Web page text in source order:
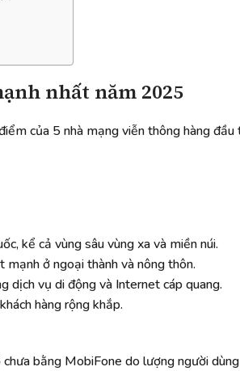
nhất năm 2025
của 5 nhà mạng viễn thông hàng
kể cả vùng sâu vùng xa và miền núi.
mạnh ở ngoại thành và nông thôn.
dịch vụ di động và Internet cáp quang.
hàng rộng khắp.
bằng MobiFone do lượng người